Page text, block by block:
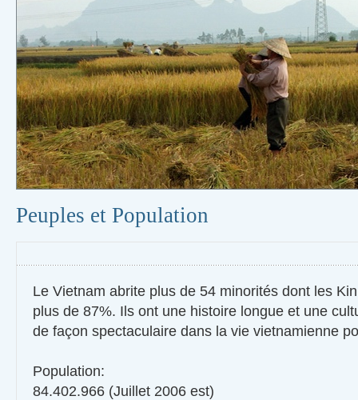
Peuples et Population
Le Vietnam abrite plus de 54 minorités dont les
plus de 87%. Ils ont une histoire longue et une
de façon spectaculaire dans la vie vietnamienne
Population:
84.402.966 (Juillet 2006 est)